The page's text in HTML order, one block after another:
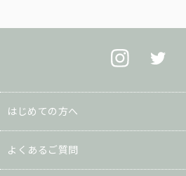
はじめての方へ
よくあるご質問